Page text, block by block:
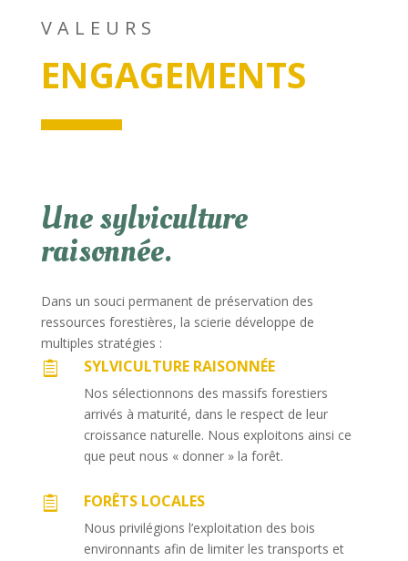
VALEURS
ENGAGEMENTS
Une sylviculture
raisonnée.
Dans un souci permanent de préservation des
ressources forestières, la scierie développe de
multiples stratégies :
 SYLVICULTURE RAISONNÉE
Nos sélectionnons des massifs forestiers
arrivés à maturité, dans le respect de leur
croissance naturelle. Nous exploitons ainsi ce
que peut nous « donner » la forêt.
 FORÊTS LOCALES
Nous privilégions l’exploitation des bois
environnants afin de limiter les transports et